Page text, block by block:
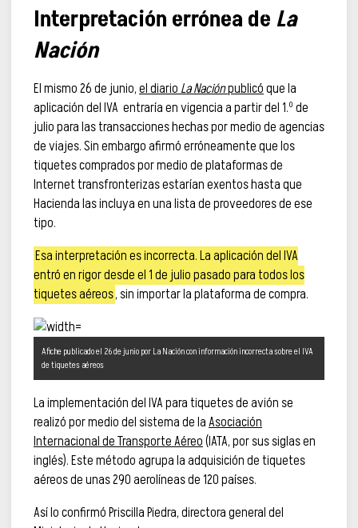
Interpretación errónea de La
Nación
El mismo 26 de junio,el diarioLa Naciónpublicóque la
aplicación del IVA entraría en vigencia a partir del 1.º de
julio para las transacciones hechas por medio de agencias
de viajes. Sin embargo afirmó erróneamente que los
tiquetes comprados por medio de plataformas de
Internet transfronterizas estarían exentos hasta que
Hacienda las incluya en una lista de proveedores de ese
tipo.
Esa interpretación es incorrecta. La aplicación del IVA
entró en rigor desde el 1 de julio pasado para todos los
tiquetes aéreos, sin importar la plataforma de compra.
Afiche publicado el 26 de junio por La Nación con información incorrecta sobre el IVA
de tiquetes aéreos
La implementación del IVA para tiquetes de avión se
realizó por medio del sistema de laAsociación
Internacional de Transporte Aéreo(IATA, por sus siglas en
inglés). Este método agrupa la adquisición de tiquetes
aéreos de unas 290 aerolíneas de 120 países.
Así lo confirmó Priscilla Piedra, directora general del